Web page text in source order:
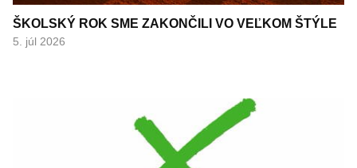
ŠKOLSKÝ ROK SME ZAKONČILI VO VEĽKOM ŠTÝLE
5. júl 2026